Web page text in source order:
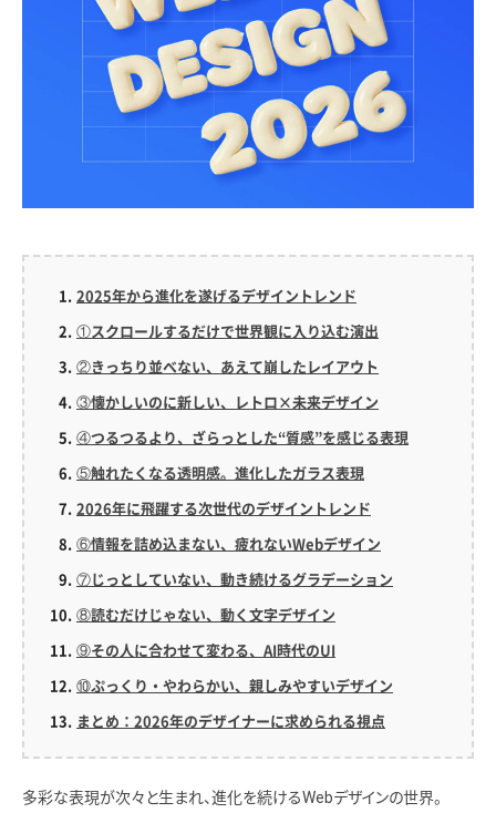
2025年から進化を遂げるデザイントレンド
①スクロールするだけで世界観に入り込む演出
②きっちり並べない、あえて崩したレイアウト
③懐かしいのに新しい、レトロ×未来デザイン
④つるつるより、ざらっとした“質感”を感じる表現
⑤触れたくなる透明感。進化したガラス表現
2026年に飛躍する次世代のデザイントレンド
⑥情報を詰め込まない、疲れないWebデザイン
⑦じっとしていない、動き続けるグラデーション
⑧読むだけじゃない、動く文字デザイン
⑨その人に合わせて変わる、AI時代のUI
⑩ぷっくり・やわらかい、親しみやすいデザイン
まとめ：2026年のデザイナーに求められる視点
多彩な表現が次々と生まれ、進化を続けるWebデザインの世界。